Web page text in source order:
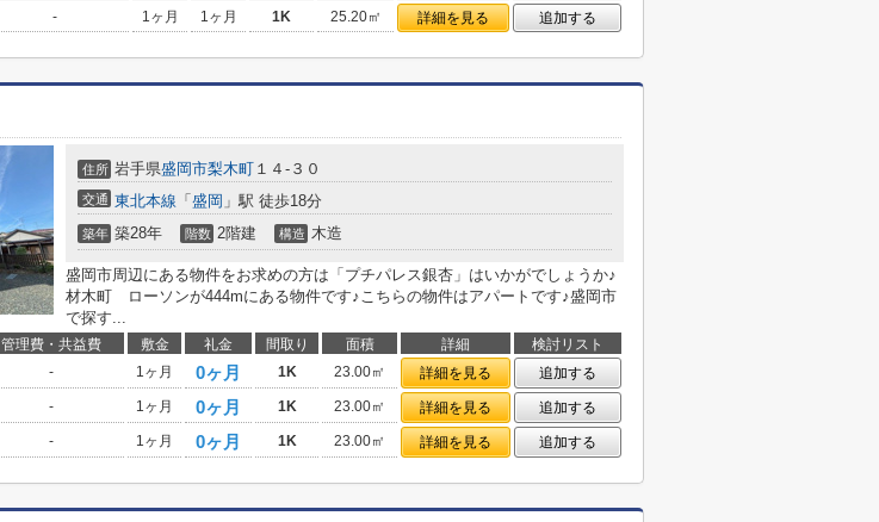
- 1ヶ月 1ヶ月 1K 25.20㎡ 詳細を見る 追加する
住所 岩手県盛岡市梨木町 １４-３０
交通 東北本線 「 盛岡 」駅 徒歩18分
築年 築28年 階数 2階建 構造 木造
盛岡市周辺にある物件をお求めの方は「プチパレス銀杏」はいかがでしょうか♪
材木町 ローソンが444mにある物件です♪こちらの物件はアパートです♪盛岡市
で探す...
管理費・共益費 敷金 礼金 間取り 面積 詳細
検討リスト
- 1ヶ月 0ヶ月 1K 23.00㎡ 詳細を見る
追加する
- 1ヶ月 0ヶ月 1K 23.00㎡ 詳細を見る
追加する
- 1ヶ月 0ヶ月 1K 23.00㎡ 詳細を見る 追加する